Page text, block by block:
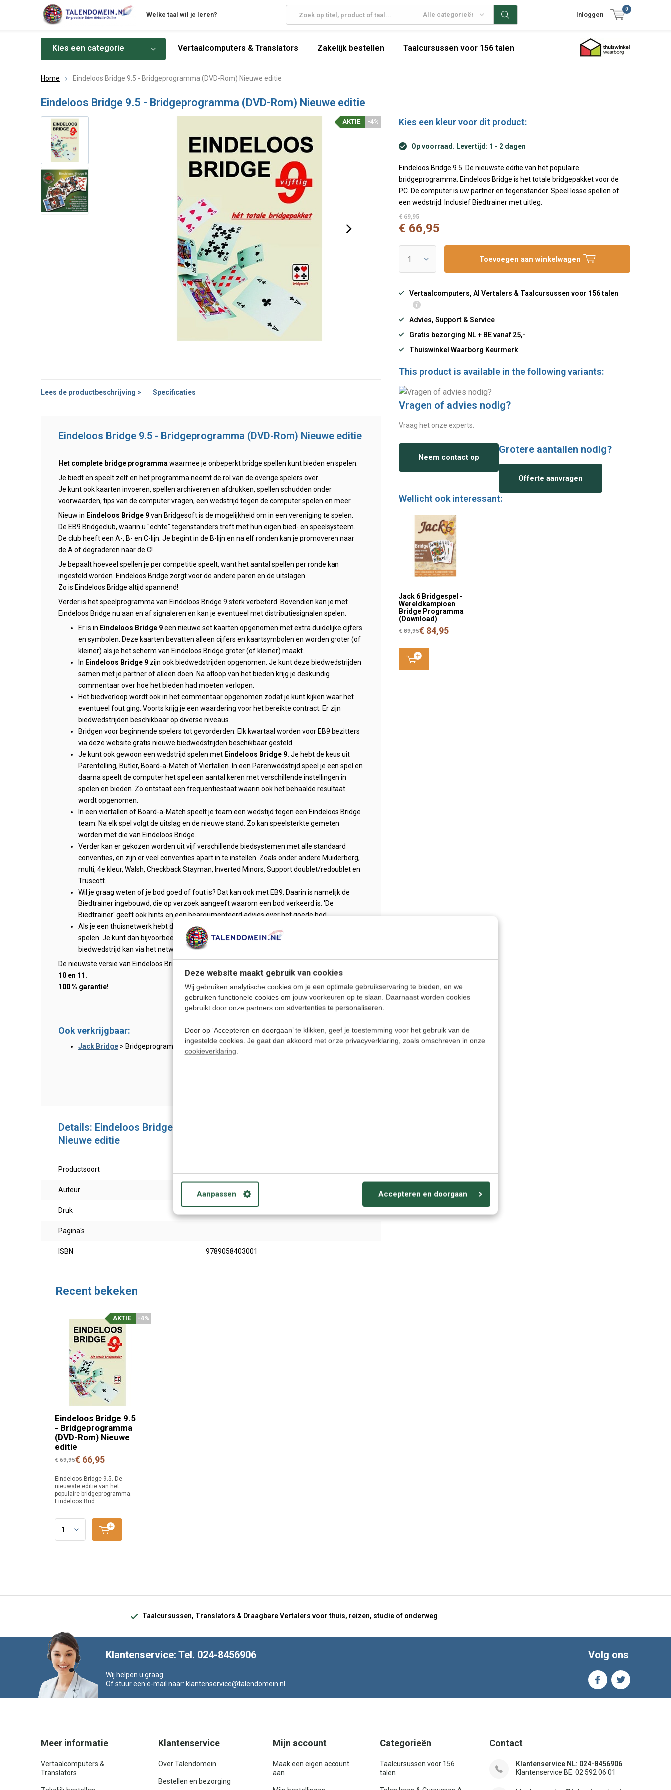
Deze website maakt gebruik van cookies
Wij gebruiken analytische cookies om je een optimale gebruikservaring te bieden, en we
gebruiken functionele cookies om jouw voorkeuren op te slaan. Daarnaast worden cookies
gebruikt door onze partners om advertenties te personaliseren.
Door op ‘Accepteren en doorgaan’ te klikken, geef je toestemming voor het gebruik van de
ingestelde cookies. Je gaat dan akkoord met onze privacyverklaring, zoals omschreven in onze
cookieverklaring.
Aanpassen Accepteren en doorgaan
Welke taal wil je leren? Alle categorieën Inloggen
0
Kies een categorie Vertaalcomputers & Translators Zakelijk bestellen Taalcursussen voor 156 talen
Home Eindeloos Bridge 9.5 - Bridgeprogramma (DVD-Rom) Nieuwe editie
Eindeloos Bridge 9.5 - Bridgeprogramma (DVD-Rom) Nieuwe editie
-4%
AKTIE Kies een kleur voor dit product:
Op voorraad. Levertijd: 1 - 2 dagen
Eindeloos Bridge 9.5. De nieuwste editie van het populaire
bridgeprogramma. Eindeloos Bridge is het totale bridgepakket voor de
PC. De computer is uw partner en tegenstander. Speel losse spellen of
een wedstrijd. Inclusief Biedtrainer met uitleg.
€ 69,95
€ 66,95
Toevoegen aan winkelwagen
Vertaalcomputers, AI Vertalers & Taalcursussen voor 156 talen
Advies, Support & Service
Gratis bezorging NL + BE vanaf 25,-
Thuiswinkel Waarborg Keurmerk
This product is available in the following variants:
Lees de productbeschrijving > Specificaties
Eindeloos Bridge 9.5 - Bridgeprogramma (DVD-Rom) Nieuwe editie
Het complete bridge programma waarmee je onbeperkt bridge spellen kunt bieden en spelen.
Je biedt en speelt zelf en het programma neemt de rol van de overige spelers over.
Je kunt ook kaarten invoeren, spellen archiveren en afdrukken, spellen schudden onder
voorwaarden, tips van de computer vragen, een wedstrijd tegen de computer spelen en meer.
Nieuw in Eindeloos Bridge 9van Bridgesoft is de mogelijkheid om in een vereniging te spelen.
De EB9 Bridgeclub, waarin u "echte" tegenstanders treft met hun eigen bied- en speelsysteem.
De club heeft een A-, B- en C-lijn. Je begint in de B-lijn en na elf ronden kan je promoveren naar
de A of degraderen naar de C!
Je bepaalt hoeveel spellen je per competitie speelt, want het aantal spellen per ronde kan
ingesteld worden. Eindeloos Bridge zorgt voor de andere paren en de uitslagen.
Zo is Eindeloos Bridge altijd spannend!
Verder is het speelprogramma van Eindeloos Bridge 9 sterk verbeterd. Bovendien kan je met
Eindeloos Bridge nu aan en af signaleren en kan je eventueel met distributiesignalen spelen.
Er is in Eindeloos Bridge 9een nieuwe set kaarten opgenomen met extra duidelijke cijfers
en symbolen. Deze kaarten bevatten alleen cijfers en kaartsymbolen en worden groter (of
kleiner) als je het scherm van Eindeloos Bridge groter (of kleiner) maakt.
In Eindeloos Bridge 9 zijn ook biedwedstrijden opgenomen. Je kunt deze biedwedstrijden
samen met je partner of alleen doen. Na afloop van het bieden krijg je deskundig
commentaar over hoe het bieden had moeten verlopen.
Het biedverloop wordt ook in het commentaar opgenomen zodat je kunt kijken waar het
eventueel fout ging. Voorts krijg je een waardering voor het bereikte contract. Er zijn
biedwedstrijden beschikbaar op diverse niveaus.
Bridgen voor beginnende spelers tot gevorderden. Elk kwartaal worden voor EB9 bezitters
via deze website gratis nieuwe biedwedstrijden beschikbaar gesteld.
Je kunt ook gewoon een wedstrijd spelen met Eindeloos Bridge 9. Je hebt de keus uit
Parentelling, Butler, Board-a-Match of Viertallen. In een Parenwedstrijd speel je een spel en
daarna speelt de computer het spel een aantal keren met verschillende instellingen in
spelen en bieden. Zo ontstaat een frequentiestaat waarin ook het behaalde resultaat
wordt opgenomen.
In een viertallen of Board-a-Match speelt je team een wedstijd tegen een Eindeloos Bridge
team. Na elk spel volgt de uitslag en de nieuwe stand. Zo kan speelsterkte gemeten
worden met die van Eindeloos Bridge.
Verder kan er gekozen worden uit vijf verschillende biedsystemen met alle standaard
conventies, en zijn er veel conventies apart in te instellen. Zoals onder andere Muiderberg,
multi, 4e kleur, Walsh, Checkback Stayman, Inverted Minors, Support doublet/redoublet en
Truscott.
Wil je graag weten of je bod goed of fout is? Dat kan ook met EB9. Daarin is namelijk de
Biedtrainer ingebouwd, die op verzoek aangeeft waarom een bod verkeerd is. 'De
Biedtrainer' geeft ook hints en een beargumenteerd advies over het goede bod.
Als je een thuisnetwerk hebt dan kan je met Eindeloos Bridge 9 op verschillende computers
spelen. Je kunt dan bijvoorbeeld met een partner tegen Eindeloos Bridge spelen. Ook een
biedwedstrijd kan via het netwerk thuis worden geboden.
De nieuwste versie van Eindeloos Bridge werkt met PC's met alle Windows versies tot
10 en 11.
100 % garantie!
Ook verkrijgbaar:
Jack Bridge > Bridgeprogramma
Details: Eindeloos Bridge 9.5 - Bridgeprogramma (DVD-Rom)
Nieuwe editie
Productsoort
Auteur
Druk
Pagina's
ISBN 9789058403001
Vragen of advies nodig?
Vraag het onze experts.
Neem contact op
Grotere aantallen nodig?
Offerte aanvragen
Wellicht ook interessant:
Jack 6 Bridgespel -
Wereldkampioen
Bridge Programma
(Download)
€ 89,95€ 84,95
Recent bekeken
Eindeloos Bridge 9.5
- Bridgeprogramma
(DVD-Rom) Nieuwe
editie
-4%
AKTIE
€ 69,95€ 66,95
Eindeloos Bridge 9.5. De
nieuwste editie van het
populaire bridgeprogramma.
Eindeloos Brid...
Taalcursussen, Translators & Draagbare Vertalers voor thuis, reizen, studie of onderweg
Klantenservice: Tel. 024-8456906
Wij helpen u graag.
Of stuur een e-mail naar: klantenservice@talendomein.nl
Volg ons
Meer informatie
Vertaalcomputers &
Translators
Klantenservice
Over Talendomein
Bestellen en bezorging
Mijn account
Maak een eigen account
aan
Categorieën
Taalcursussen voor 156
talen
Contact
Klantenservice NL: 024-8456906
Klantenservice BE: 02 592 06 01